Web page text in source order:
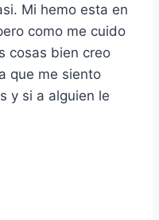
Mi hemo esta en
como me cuido
cosas bien creo
que me siento
y si a alguien le